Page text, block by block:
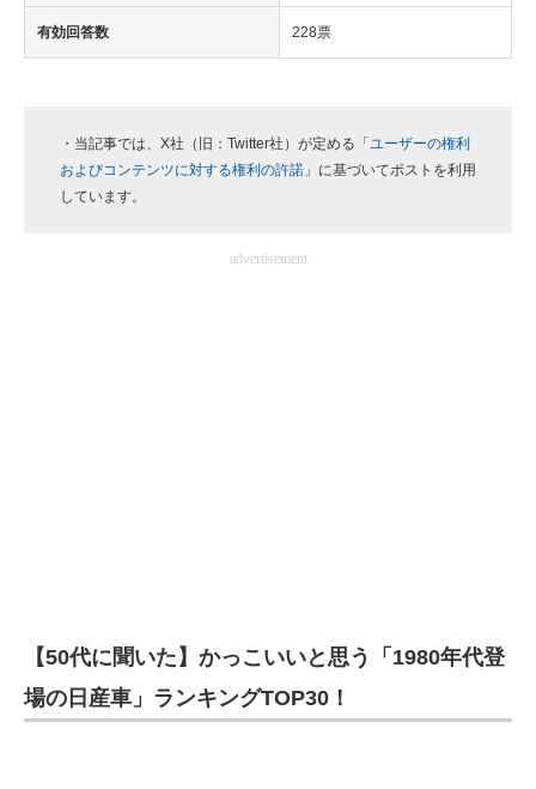
有効回答数 228票
・当記事では、X社（旧：Twitter社）が定める「 ユーザーの権利
およびコンテンツに対する権利の許諾 」に基づいてポストを利用
しています。
advertisement
【50代に聞いた】かっこいいと思う「1980年代登
場の日産車」ランキングTOP30！